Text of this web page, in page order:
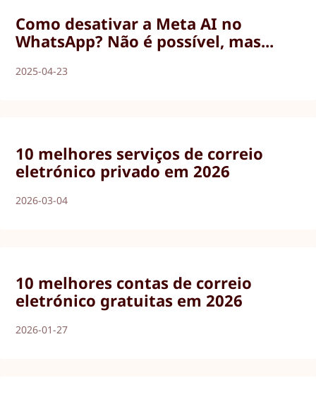
Como desativar a Meta AI no
WhatsApp? Não é possível, mas...
2025-04-23
10 melhores serviços de correio
eletrónico privado em 2026
2026-03-04
10 melhores contas de correio
eletrónico gratuitas em 2026
2026-01-27